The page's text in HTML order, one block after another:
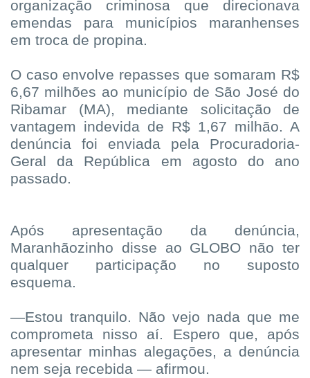
organização criminosa que direcionava
emendas para municípios maranhenses
em troca de propina.
O caso envolve repasses que somaram R$
6,67 milhões ao município de São José do
Ribamar (MA), mediante solicitação de
vantagem indevida de R$ 1,67 milhão. A
denúncia foi enviada pela Procuradoria-
Geral da República em agosto do ano
passado.
Após apresentação da denúncia,
Maranhãozinho disse ao GLOBO não ter
qualquer participação no suposto
esquema.
—Estou tranquilo. Não vejo nada que me
comprometa nisso aí. Espero que, após
apresentar minhas alegações, a denúncia
nem seja recebida — afirmou.